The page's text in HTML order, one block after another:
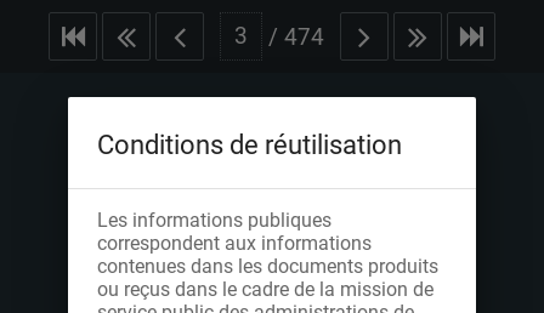
/ 474
Conditions de réutilisation
Les informations publiques
correspondent aux informations
contenues dans les documents produits
ou reçus dans le cadre de la mission de